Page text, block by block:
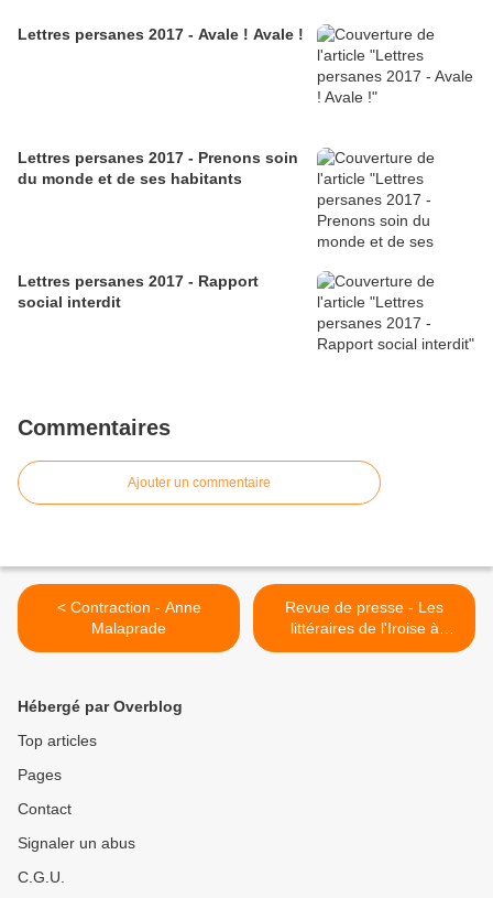
Lettres persanes 2017 - Avale ! Avale !
Lettres persanes 2017 - Prenons soin
du monde et de ses habitants
Lettres persanes 2017 - Rapport
social interdit
Commentaires
Ajouter un commentaire
< Contraction - Anne
Malaprade
Revue de presse - Les
littéraires de l'Iroise à
l'honneur >
Hébergé par Overblog
Top articles
Pages
Contact
Signaler un abus
C.G.U.